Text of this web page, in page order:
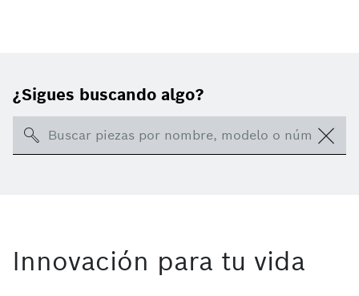
¿Sigues buscando algo?
Search
Innovación para tu vida